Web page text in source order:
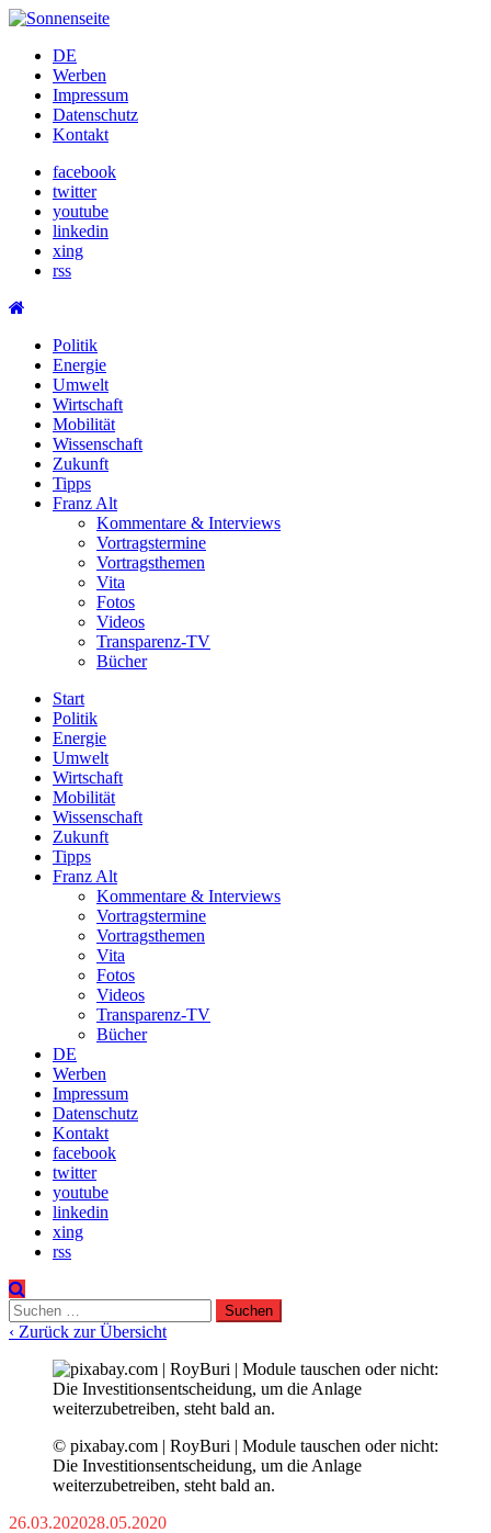
Skip
contentDE
Werben
Impressum
Datenschutz
Kontakt
facebook
twitter
youtube
linkedin
xing
rss
Politik
Energie
Umwelt
Wirtschaft
Mobilität
Wissenschaft
Zukunft
Tipps
Franz Alt
Kommentare & Interviews
Vortragstermine
Vortragsthemen
Vita
Fotos
Videos
Transparenz-TV
Bücher
Start
Politik
Energie
Umwelt
Wirtschaft
Mobilität
Wissenschaft
Zukunft
Tipps
Franz Alt
Kommentare & Interviews
Vortragstermine
Vortragsthemen
Vita
Fotos
Videos
Transparenz-TV
Bücher
DE
Werben
Impressum
Datenschutz
Kontakt
facebook
twitter
youtube
linkedin
xing
rss
Suchen
nach:
‹ Zurück zur Übersicht
© pixabay.com | RoyBuri | Module tauschen oder nicht:
Die Investitionsentscheidung, um die Anlage
weiterzubetreiben, steht bald an.
26.03.202028.05.2020